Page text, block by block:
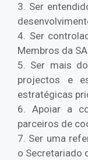
3. Ser
4. Ser
Membros da
5. Ser mais
projectos e
estratégicas
6. Apoiar a
parceiros de
7. Ser uma
o Secretariado